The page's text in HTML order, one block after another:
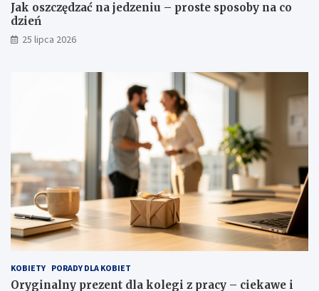
Jak oszczędzać na jedzeniu – proste sposoby na co
dzień
25 lipca 2026
KOBIETY PORADY DLA KOBIET
Oryginalny prezent dla kolegi z pracy – ciekawe i